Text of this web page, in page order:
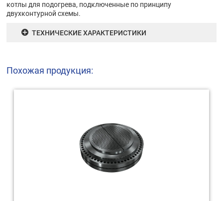
котлы для подогрева, подключенные по принципу
двухконтурной схемы.
ТЕХНИЧЕСКИЕ ХАРАКТЕРИСТИКИ
Похожая продукция: